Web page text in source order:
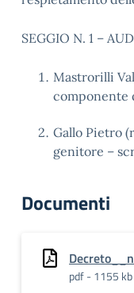
SEGGIO N. 1 –
Mastrorilli
componente
Gallo Pietro
genitore –
Documenti
pdf - 1155 kb